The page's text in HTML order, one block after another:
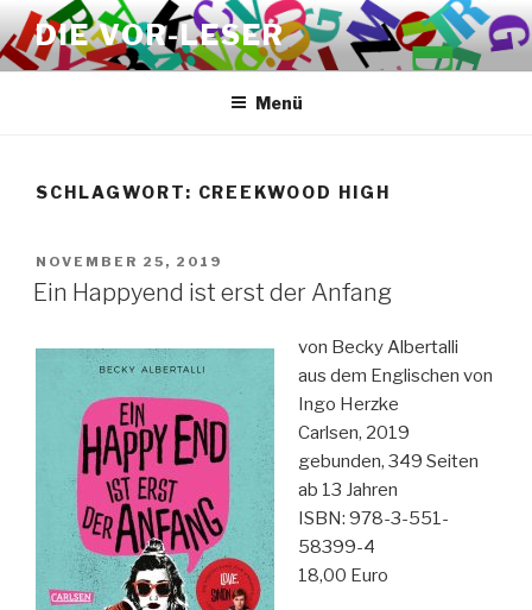
Zum
Inhalt
springen
DIE VOR-LESER
Menü
SCHLAGWORT: CREEKWOOD HIGH
VERÖFFENTLICHT
AM
NOVEMBER 25, 2019
Ein Happyend ist erst der Anfang
von Becky Albertalli
aus dem Englischen von
Ingo Herzke
Carlsen, 2019
gebunden, 349 Seiten
ab 13 Jahren
ISBN: 978-3-551-
58399-4
18,00 Euro